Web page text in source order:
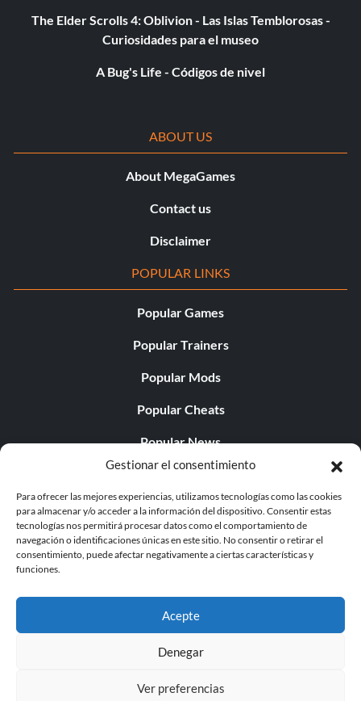
Gestionar el consentimiento
Para ofrecer las mejores experiencias, utilizamos tecnologías como las cookies
para almacenar y/o acceder a la información del dispositivo. Consentir estas
tecnologías nos permitirá procesar datos como el comportamiento de
navegación o identificaciones únicas en este sitio. No consentir o retirar el
consentimiento, puede afectar negativamente a ciertas características y
funciones.
Acepte
Denegar
Ver preferencias
The Elder Scrolls 4: Oblivion - Las Islas Temblorosas -
Curiosidades para el museo
A Bug's Life - Códigos de nivel
ABOUT US
About MegaGames
Contact us
Disclaimer
POPULAR LINKS
Popular Games
Popular Trainers
Popular Mods
Popular Cheats
Popular News
Popular Editorials
Popular Free Games
LATEST UPDATES
© 1998 - 2026 MegaGames.com All rights reserved